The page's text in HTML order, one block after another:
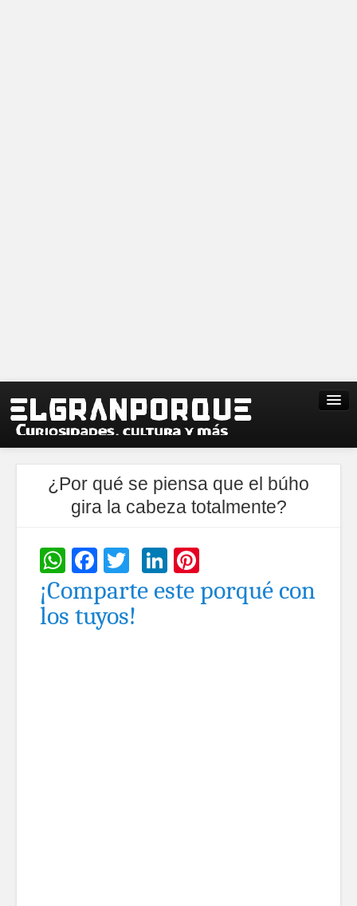
¿Por qué se piensa que el búho
gira la cabeza totalmente?
WhatsApp
Facebook
TwitterLinkedIn
¡Comparte este porqué con
los tuyos!